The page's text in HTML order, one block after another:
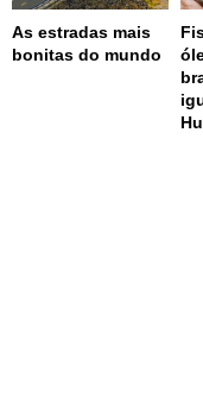
As estradas mais
bonitas do mundo